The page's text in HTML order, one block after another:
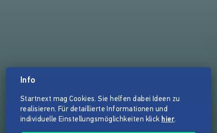
Info
Startnext mag Cookies. Sie helfen dabei Ideen zu
realisieren. Für detaillierte Informationen und
individuelle Einstellungsmöglichkeiten klick hier.